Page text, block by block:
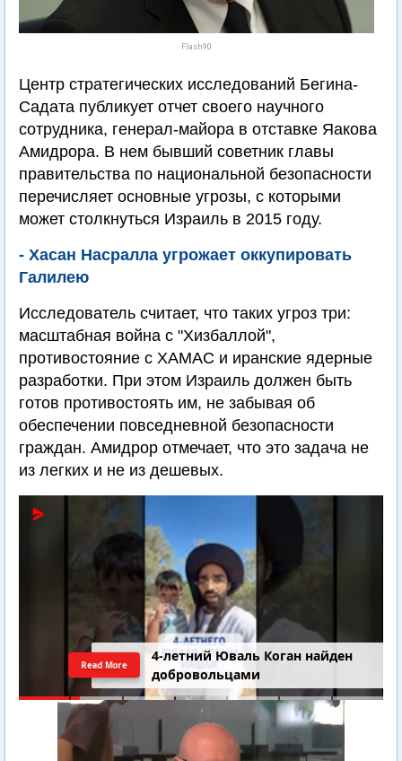
Flash90
Центр стратегических исследований Бегина-
Садата публикует отчет своего научного
сотрудника, генерал-майора в отставке Яакова
Амидрора. В нем бывший советник главы
правительства по национальной безопасности
перечисляет основные угрозы, с которыми
может столкнуться Израиль в 2015 году.
- Хасан Насралла угрожает оккупировать
Галилею
Исследователь считает, что таких угроз три:
масштабная война с "Хизбаллой",
противостояние с ХАМАС и иранские ядерные
разработки. При этом Израиль должен быть
готов противостоять им, не забывая об
обеспечении повседневной безопасности
граждан. Амидрор отмечает, что это задача не
из легких и не из дешевых.
4-летний Юваль Коган найден
добровольцами
Read More